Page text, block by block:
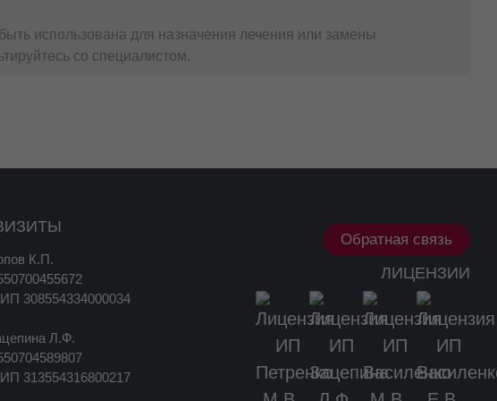
и нарушением ороговения (шелушение, лихенификация,
использована для назначения лечения или замены
со специалистом.
К.П.
308554334000034
Л.Ф.
313554316800217
Обратная связь
ЛИЦЕНЗИИ